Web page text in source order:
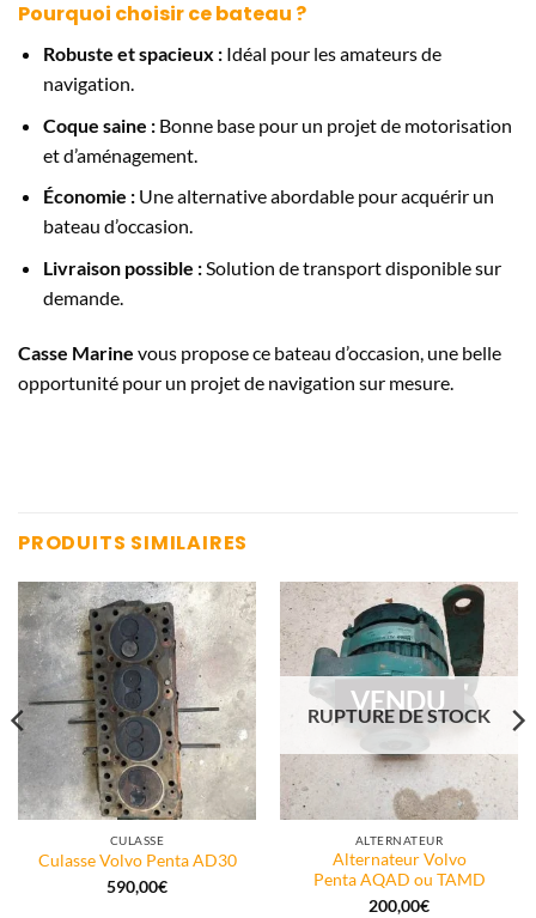
Pourquoi choisir ce bateau ?
Robuste et spacieux :Idéal pour les amateurs de
navigation.
Coque saine :Bonne base pour un projet de motorisation
et d’aménagement.
Économie :Une alternative abordable pour acquérir un
bateau d’occasion.
Livraison possible :Solution de transport disponible sur
demande.
Casse Marine vous propose ce bateau d’occasion, une belle
opportunité pour un projet de navigation sur mesure.
PRODUITS SIMILAIRES
CULASSE
Culasse Volvo Penta AD30
590,00€
VENDU
RUPTURE DE STOCK
ALTERNATEUR
Alternateur Volvo
Penta AQAD ou TAMD
200,00€